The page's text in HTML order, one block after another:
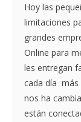
Hoy las
limitaciones
grandes
Online para
les entregan
cada día más
nos ha
están